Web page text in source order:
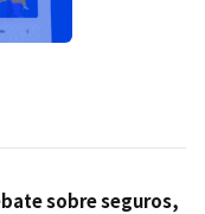
sobre seguros,